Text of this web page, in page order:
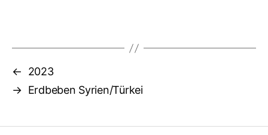
←
2023
→ Erdbeben Syrien/Türkei